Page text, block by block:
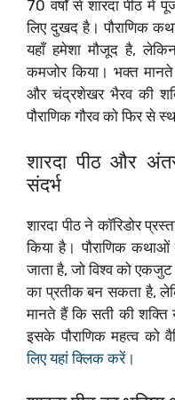
70 वर्षों से शारदा पीठ में
लिए दुखद है। पौराणिक
यहाँ हमेशा मौजूद है,
कमजोर किया। भक्त
और चंद्रशेखर भैरव की
पौराणिक गौरव को फिर से
शारदा पीठ और
संदर्भ
शारदा पीठ ने कॉरिडोर
किया है। पौराणिक
जाता है, जो विश्व को
का प्रतीक बन सकता है,
मानते हैं कि सती की शक्ति
इसके पौराणिक महत्व को
लिए यहां क्लिक करें।